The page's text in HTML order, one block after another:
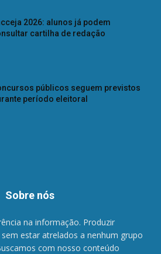
2026: alunos já podem
cartilha de redação
públicos seguem previstos
período eleitoral
Sobre nós
na informação. Produzir
estar atrelados a nenhum grupo
com nosso conteúdo